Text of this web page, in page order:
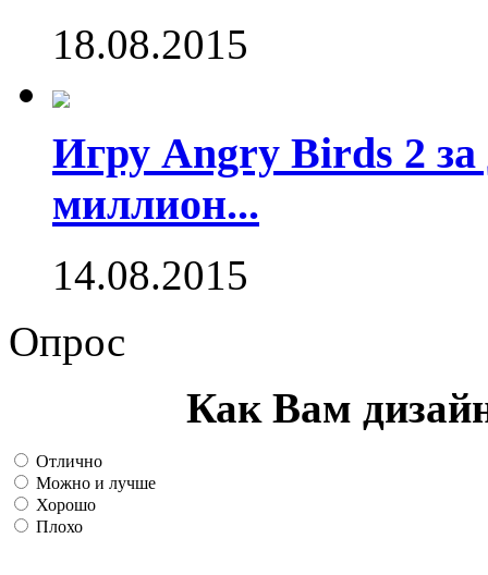
18.08.2015
Игру Angry Birds 2 за
миллион...
14.08.2015
Опрос
Как Вам
Отлично
Можно и лучше
Хорошо
Плохо